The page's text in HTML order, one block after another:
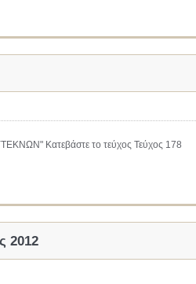
Κατεβάστε το τεύχος Τεύχος 178
2012